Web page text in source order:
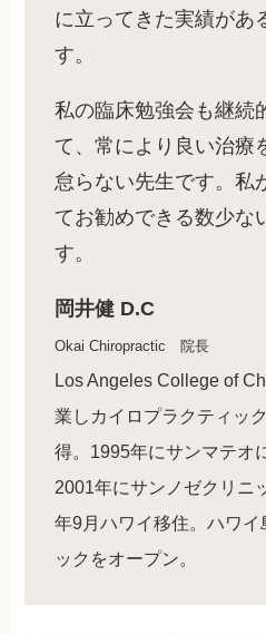
に立ってきた実績があ
す。
私の臨床勉強会も継続
て、常により良い治療
怠らない先生です。私
てお勧めできる数少な
す。
岡井健 D.C
Okai Chiropractic 院長
Los Angeles College of
業しカイロプラクティッ
得。1995年にサンマテオ
2001年にサンノゼクリニ
年9月ハワイ移住。ハワ
ックをオープン。